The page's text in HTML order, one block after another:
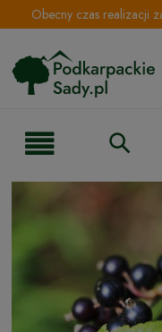
Obecny czas realizacji